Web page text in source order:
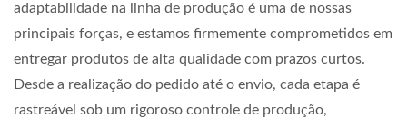
adaptabilidade na linha de produção é uma de nossas
principais forças, e estamos firmemente comprometidos em
entregar produtos de alta qualidade com prazos curtos.
Desde a realização do pedido até o envio, cada etapa é
rastreável sob um rigoroso controle de produção,